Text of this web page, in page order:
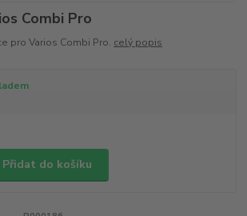
Combi Pro
pro Varios Combi Pro. celý popis
Přidat do košíku